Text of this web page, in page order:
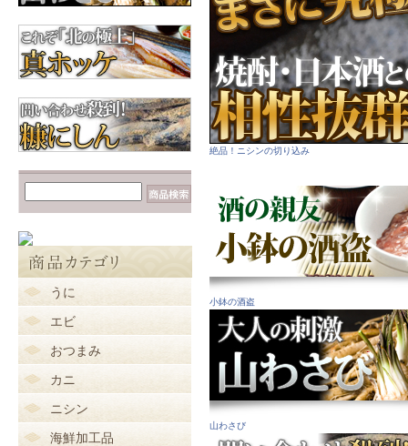
絶品！ニシンの切り込み
小鉢の酒盗
山わさび
うに
エビ
おつまみ
カニ
ニシン
海鮮加工品